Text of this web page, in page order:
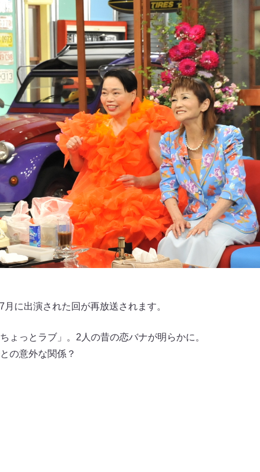
に出演された回が再放送されます。
ょっとラブ」。2人の昔の恋バナが明らかに。
の意外な関係？